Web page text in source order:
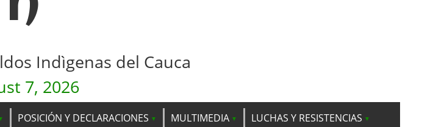
Indìgenas del Cauca
7, 2026
POSICIÓN Y DECLARACIONES MULTIMEDIA LUCHAS Y RESISTENCIAS